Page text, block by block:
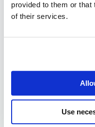
provided to them or that
of their services.
Use
Details